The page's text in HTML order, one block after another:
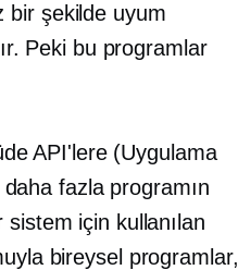
bir şekilde uyum
Peki bu programlar
API'lere (Uygulama
fazla programın
için kullanılan
bireysel programlar,